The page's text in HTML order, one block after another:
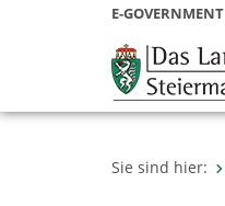
E-GOVERNMENT
Sie sind hier: